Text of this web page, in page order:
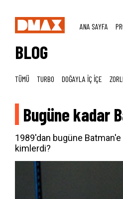
ANA SAYFA
BLOG
TÜMÜ TURBO DOĞAYLA İÇ İÇE
Bugüne kadar
1989'dan bugüne
kimlerdi?